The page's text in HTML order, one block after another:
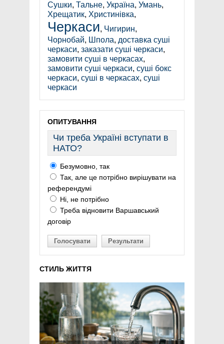
Сушки, Тальне, Україна, Умань,
Хрещатик, Христинівка,
Черкаси, Чигирин,
Чорнобай, Шпола, доставка суші
черкаси, заказати суші черкаси,
замовити суші в черкасах,
замовити суші черкаси, суші бокс
черкаси, суші в черкасах, суші
черкаси
ОПИТУВАННЯ
Чи треба Україні вступати в
НАТО?
Безумовно, так
Так, але це потрібно вирішувати на
референдумі
Ні, не потрібно
Треба відновити Варшавський
договір
Голосувати Результати
СТИЛЬ ЖИТТЯ